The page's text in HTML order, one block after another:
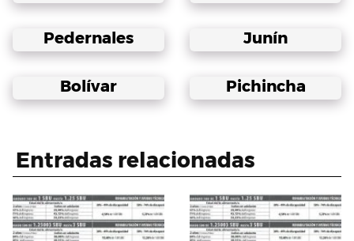
Pedernales Junín
Bolívar Pichincha
Entradas relacionadas